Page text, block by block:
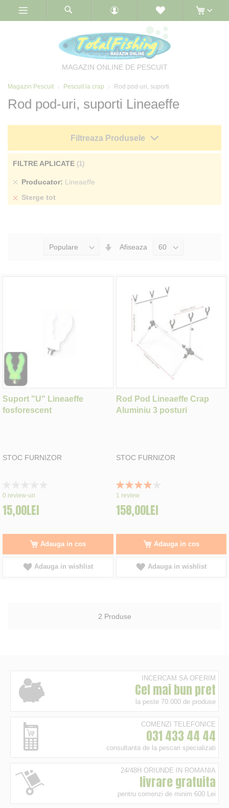
MAGAZIN ONLINE DE PESCUIT
Magazin Pescuit Pescuit la crap Rod pod-uri, suporti
Rod pod-uri, suporti Lineaeffe
Seteaza
Afiseaza
Suport "U" Lineaeffe
fosforescent
STOC FURNIZOR
0%
0 review-uri
15,00LEI
Adauga in cos
Adauga in wishlist
Rod Pod Lineaeffe Crap
Aluminiu 3 posturi
STOC FURNIZOR
Rating:
80%
1 review
158,00LEI
Adauga in cos
Adauga in wishlist
2 Produse
Filtreaza Produsele
FILTRE APLICATE
Producator Lineaeffe
Sterge
Sterge tot
INCERCAM SA OFERIM
Cel mai bun pret
la peste 70.000 de produse
COMENZI TELEFONICE
031 433 44 44
consultanta de la pescari specializati
24/48H ORIUNDE IN ROMANIA
livrare gratuita
pentru comenzi de minim 600 Lei